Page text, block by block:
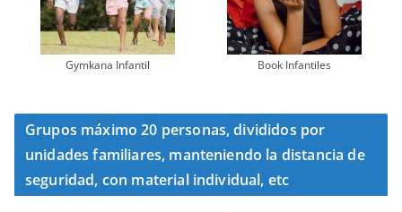
Gymkana Infantil Book Infantiles
Grupos máximo 20 personas, divididos por
unidades familiares, manteniendo la distancia de
seguridad, con material individual, etc